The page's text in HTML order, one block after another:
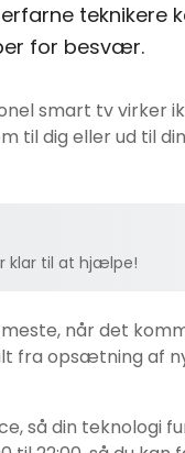
teknikere
for besvær.
smart tv virker
til dig eller ud til
klar til at hjælpe!
når det
fra opsætning af
så din teknologi